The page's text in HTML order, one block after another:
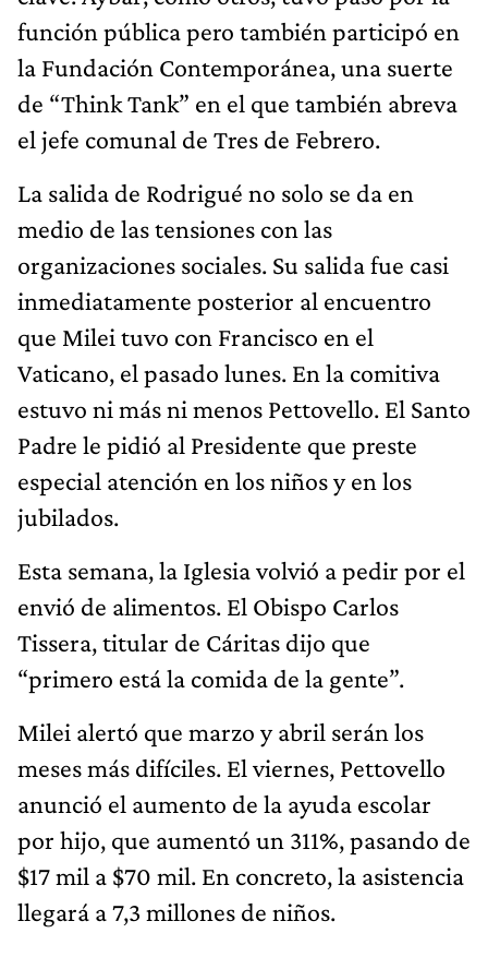
función pública pero también participó en
la Fundación Contemporánea, una suerte
de “Think Tank” en el que también abreva
el jefe comunal de Tres de Febrero.
La salida de Rodrigué no solo se da en
medio de las tensiones con las
organizaciones sociales. Su salida fue casi
inmediatamente posterior al encuentro
que Milei tuvo con Francisco en el
Vaticano, el pasado lunes. En la comitiva
estuvo ni más ni menos Pettovello. El Santo
Padre le pidió al Presidente que preste
especial atención en los niños y en los
jubilados.
Esta semana, la Iglesia volvió a pedir por el
envió de alimentos. El Obispo Carlos
Tissera, titular de Cáritas dijo que
“primero está la comida de la gente”.
Milei alertó que marzo y abril serán los
meses más difíciles. El viernes, Pettovello
anunció el aumento de la ayuda escolar
por hijo, que aumentó un 311%, pasando de
$17 mil a $70 mil. En concreto, la asistencia
llegará a 7,3 millones de niños.